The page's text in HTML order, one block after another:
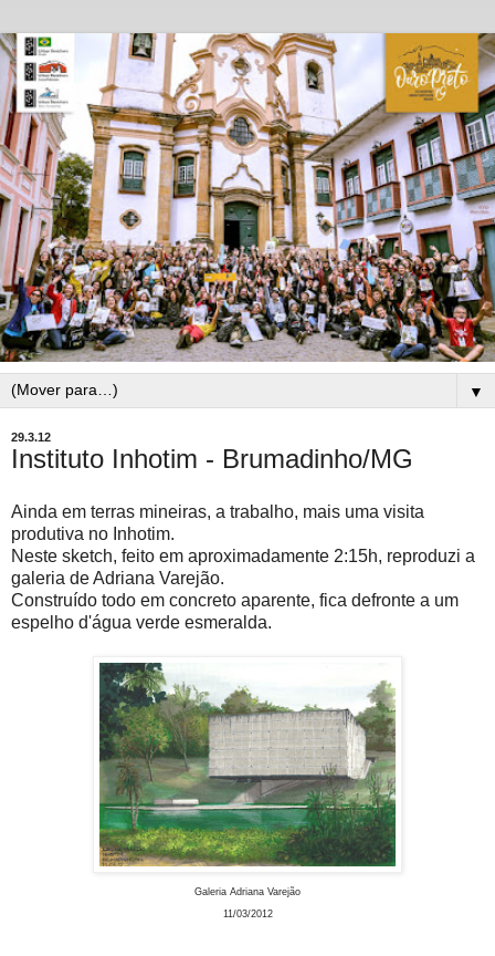
▼
29.3.12
Instituto Inhotim - Brumadinho/MG
Ainda em terras mineiras, a trabalho, mais uma visita
produtiva no Inhotim.
Neste sketch, feito em aproximadamente 2:15h, reproduzi a
galeria de Adriana Varejão.
Construído todo em concreto aparente, fica defronte a um
espelho d'água verde esmeralda.
Galeria Adriana Varejão
11/03/2012